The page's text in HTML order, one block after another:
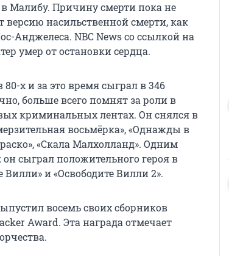
Малибу. Причину смерти пока не
насильственной смерти, как
Анджелеса. NBC News со ссылкой на
умер от остановки сердца.
х и за это время сыграл в 346
больше всего помнят за роли в
криминальных лентах. Он снялся в
восьмёрка», «Однажды в
«Скала Малхолланд». Одним
сыграл положительного героя в
и «Освободите Вилли 2».
восемь своих сборников
Award. Эта награда отмечает